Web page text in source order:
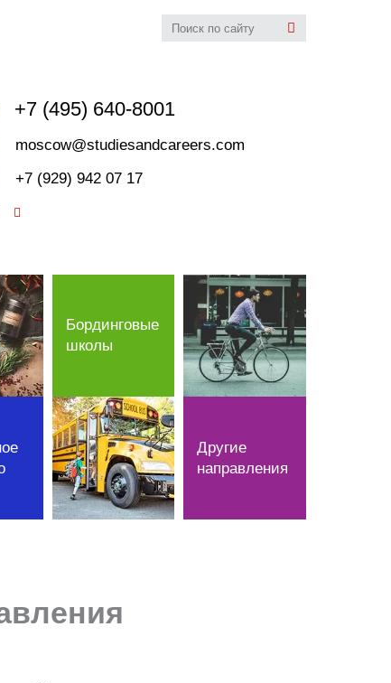
+7 (495) 640-8001
moscow@studiesandcareers.com
+7 (929) 942 07 17
Бординговые
школы
Другие
направления